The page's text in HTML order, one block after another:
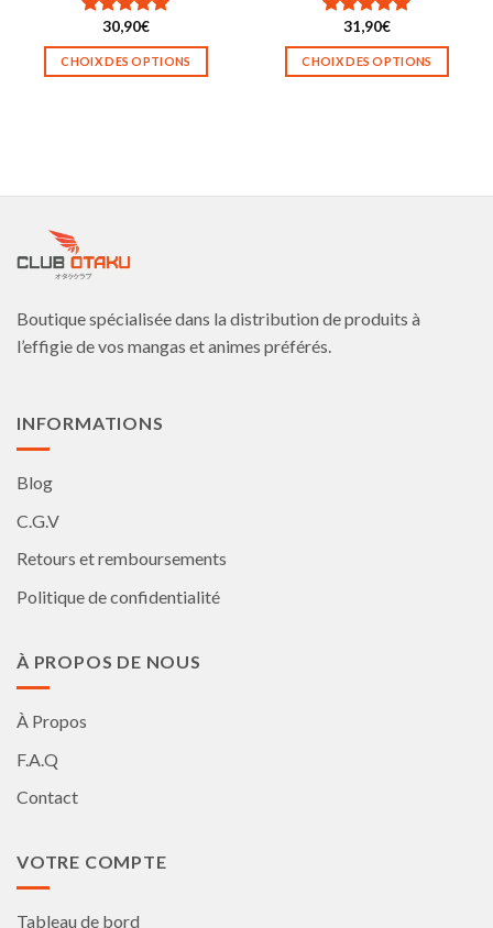
Note5.00
sur 5
30,90€
CHOIX DES OPTIONS
Les
être
sur
la
Note5.00
sur 5
31,90€
CHOIX DES OPTIONS
Les
sur
Boutique spécialisée dans la distribution de produits à
l’effigie de vos mangas et animes préférés.
INFORMATIONS
Blog
C.G.V
Retours et remboursements
Politique de confidentialité
À PROPOS DE NOUS
À Propos
F.A.Q
Contact
VOTRE COMPTE
Tableau de bord